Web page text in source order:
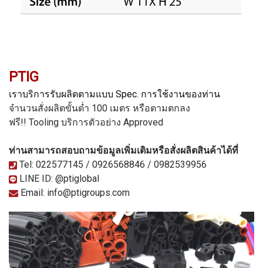
PTIG
เราบริการรับผลิตตามแบบ Spec. การใช้งานของท่าน
จำนวนสั่งผลิตขั้นต่ำ 100 เมตร หรือตามตกลง
ฟรี!! Tooling บริการตัวอย่าง Approved
ท่านสามารถสอบถามข้อมูลเพิ่มเติมหรือสั่งผลิตสินค้าได้ที่
Tel: 022577145 / 0926568846 / 0982539956
LINE ID: @ptiglobal
Email: info@ptigroups.com